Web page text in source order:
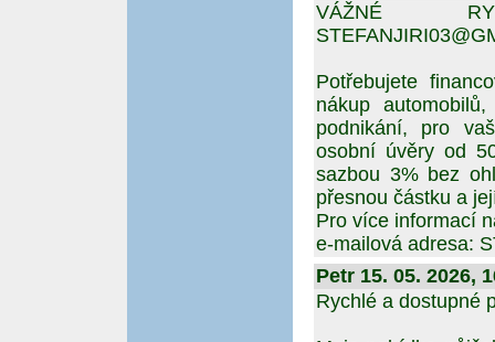
VÁŽNÉ
Potřebujete
nákup
podnikání, pro
osobní úvěry od
sazbou 3% bez
přesnou částku a
Pro více informací
e-mailová adresa:
Petr 15. 05. 2026,
Rychlé a dostupné